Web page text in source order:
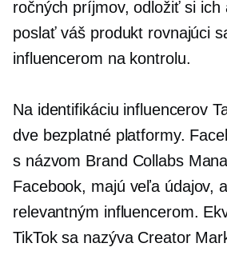
ročných príjmov, odložiť si
poslať váš produkt rovnajúci
influencerom na kontrolu.
Na identifikáciu influencerov
dve bezplatné platformy.
s názvom Brand Collabs
Facebook, majú veľa údajov,
relevantným influencerom.
TikTok sa nazýva Creator